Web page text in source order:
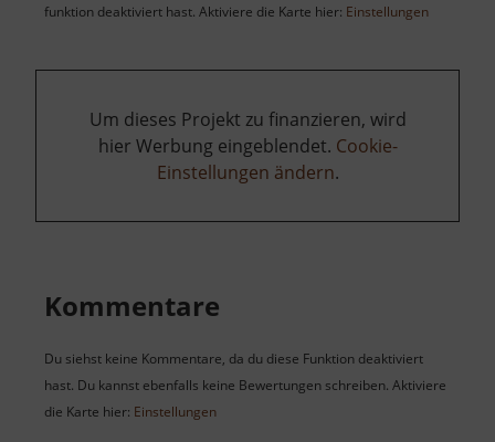
funktion deaktiviert hast. Aktiviere die Karte hier: Einstellungen
Um dieses Projekt zu finanzieren, wird
hier Werbung eingeblendet. Cookie-
Einstellungen ändern.
Kommentare
Du siehst keine Kommentare, da du diese Funktion deaktiviert
hast. Du kannst ebenfalls keine Bewertungen schreiben. Aktiviere
die Karte hier: Einstellungen